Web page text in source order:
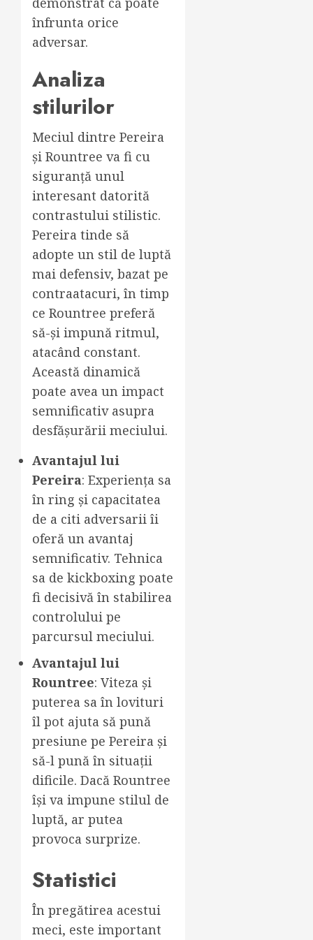
înfrunta orice
adversar.
Analiza
stilurilor
Meciul dintre Pereira
și Rountree va fi cu
siguranță unul
interesant datorită
contrastului stilistic.
Pereira tinde să
adopte un stil de luptă
mai defensiv, bazat pe
contraatacuri, în timp
ce Rountree preferă
să-și impună ritmul,
atacând constant.
Această dinamică
poate avea un impact
semnificativ asupra
desfășurării meciului.
Avantajul lui
Pereira: Experiența sa
în ring și capacitatea
de a citi adversarii îi
oferă un avantaj
semnificativ. Tehnica
sa de kickboxing poate
fi decisivă în stabilirea
controlului pe
parcursul meciului.
Avantajul lui
Rountree: Viteza și
puterea sa în lovituri
îl pot ajuta să pună
presiune pe Pereira și
să-l pună în situații
dificile. Dacă Rountree
își va impune stilul de
luptă, ar putea
provoca surprize.
Statistici
În pregătirea acestui
meci, este important